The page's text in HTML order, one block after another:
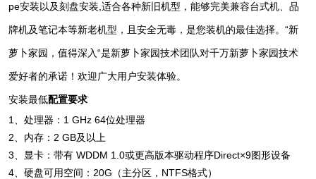
pe安装以及刻盘安装,适合各种新旧机型，能够完美兼容台式机、品
牌机及笔记本等新老机型，且安全无毒，是您装机的最佳选择。“新
萝卜家园，值得深入“是新萝卜家园技术团队对千万新萝卜家园技术
爱好者的承诺！欢迎广大用户安装体验。
安装最低配置要求
1、处理器：1 GHz 64位处理器
2、内存：2 GB及以上
3、显卡：带有 WDDM 1.0或更高版本驱动程序Direct×9图形设备
4、硬盘可用空间：20G（主分区，NTFS格式）